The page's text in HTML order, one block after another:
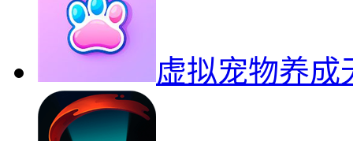
虚拟宠物养成